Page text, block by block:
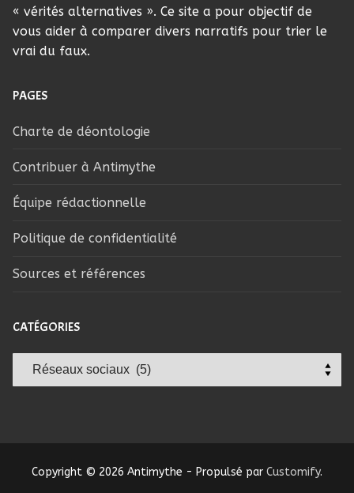
« vérités alternatives ». Ce site a pour objectif de
vous aider à comparer divers narratifs pour trier le
vrai du faux.
PAGES
Charte de déontologie
Contribuer à Antimythe
Équipe rédactionnelle
Politique de confidentialité
Sources et références
CATÉGORIES
Catégories
Copyright © 2026 Antimythe - Propulsé par Customify.